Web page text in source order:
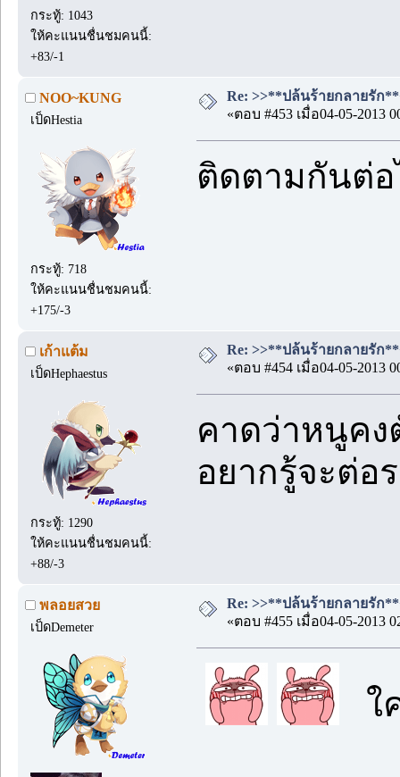
กระทู้: 1043
ให้คะแนนชื่นชมคนนี้:
+83/-1
NOO~KUNG
เป็ดHestia
กระทู้: 718
ให้คะแนนชื่นชมคนนี้:
+175/-3
Re: >>**ปล้นร้ายกลายรัก
«ตอบ #453 เมื่อ04-05-2013
ติดตามกันต่อ
เก้าแต้ม
เป็ดHephaestus
กระทู้: 1290
ให้คะแนนชื่นชมคนนี้:
+88/-3
Re: >>**ปล้นร้ายกลายรัก
«ตอบ #454 เมื่อ04-05-2013
คาดว่าหนูคง
อยากรู้จะต่อ
พลอยสวย
เป็ดDemeter
Re: >>**ปล้นร้ายกลายรัก
«ตอบ #455 เมื่อ04-05-2013
ใ